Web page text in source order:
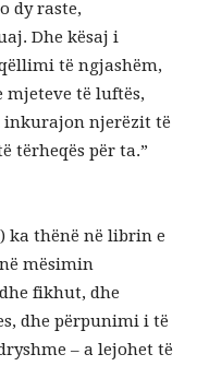
dy raste,
Dhe kësaj i
të ngjashëm,
të luftës,
inkurajon njerëzit të
tërheqës për ta.”
ka thënë në librin e
mësimin
fikhut, dhe
dhe përpunimi i të
– a lejohet të